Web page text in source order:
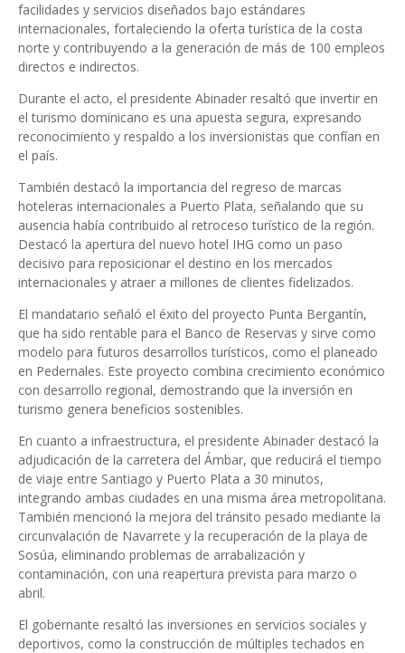
facilidades y servicios diseñados bajo estándares
internacionales, fortaleciendo la oferta turística de la costa
norte y contribuyendo a la generación de más de 100 empleos
directos e indirectos.
Durante el acto, el presidente Abinader resaltó que invertir en
el turismo dominicano es una apuesta segura, expresando
reconocimiento y respaldo a los inversionistas que confían en
el país.
También destacó la importancia del regreso de marcas
hoteleras internacionales a Puerto Plata, señalando que su
ausencia había contribuido al retroceso turístico de la región.
Destacó la apertura del nuevo hotel IHG como un paso
decisivo para reposicionar el destino en los mercados
internacionales y atraer a millones de clientes fidelizados.
El mandatario señaló el éxito del proyecto Punta Bergantín,
que ha sido rentable para el Banco de Reservas y sirve como
modelo para futuros desarrollos turísticos, como el planeado
en Pedernales. Este proyecto combina crecimiento económico
con desarrollo regional, demostrando que la inversión en
turismo genera beneficios sostenibles.
En cuanto a infraestructura, el presidente Abinader destacó la
adjudicación de la carretera del Ámbar, que reducirá el tiempo
de viaje entre Santiago y Puerto Plata a 30 minutos,
integrando ambas ciudades en una misma área metropolitana.
También mencionó la mejora del tránsito pesado mediante la
circunvalación de Navarrete y la recuperación de la playa de
Sosúa, eliminando problemas de arrabalización y
contaminación, con una reapertura prevista para marzo o
abril.
El gobernante resaltó las inversiones en servicios sociales y
deportivos, como la construcción de múltiples techados en